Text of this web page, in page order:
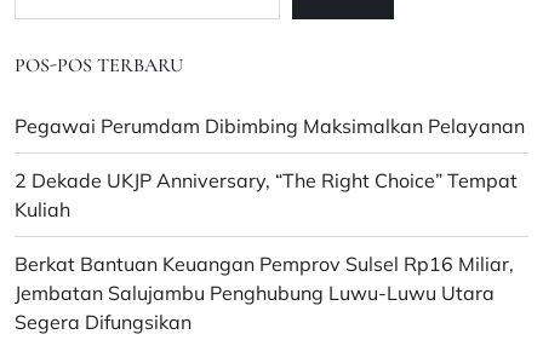
–
POS-POS TERBARU
Pegawai Perumdam Dibimbing Maksimalkan Pelayanan
2 Dekade UKJP Anniversary, “The Right Choice” Tempat
Kuliah
Berkat Bantuan Keuangan Pemprov Sulsel Rp16 Miliar,
Jembatan Salujambu Penghubung Luwu-Luwu Utara
Segera Difungsikan